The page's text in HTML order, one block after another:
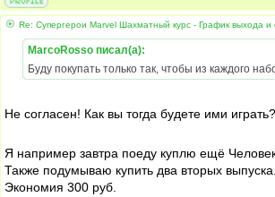
Re: Супергерои Marvel Шахматный курс - График выхода и
MarcoRosso писал(а):
Буду покупать только так, чтобы из каждого
Не согласен! Как вы тогда будете ими
Я например завтра поеду куплю ещё
Также подумываю купить два вторых
Экономия 300 руб.